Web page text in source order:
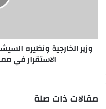
وزير الخارجية ونظيره
الاستقرار في
مقالات ذات صلة